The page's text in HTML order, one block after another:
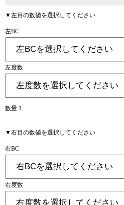
▼左目の数値を選択してください
左BC
左度数
数量 1
▼右目の数値を選択してください
右BC
右度数